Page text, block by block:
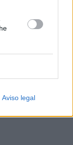
Aviso legal